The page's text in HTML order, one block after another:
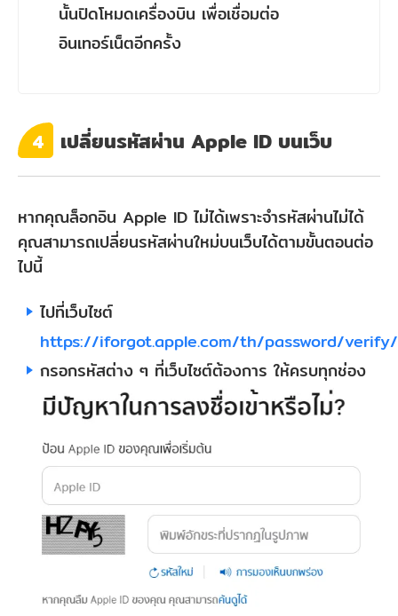
นั้นปิดโหมดเครื่องบิน เพื่อเชื่อมต่อ
อินเทอร์เน็ตอีกครั้ง
4 เปลี่ยนรหัสผ่าน Apple ID บนเว็บ
หากคุณล็อกอิน Apple ID ไม่ได้เพราะจำรหัสผ่านไม่ได้
คุณสามารถเปลี่ยนรหัสผ่านใหม่บนเว็บได้ตามขั้นตอนต่อ
ไปนี้
ไปที่เว็บไซต์
https://iforgot.apple.com/th/password/
กรอกรหัสต่าง ๆ ที่เว็บไซต์ต้องการ ให้ครบทุกช่อง